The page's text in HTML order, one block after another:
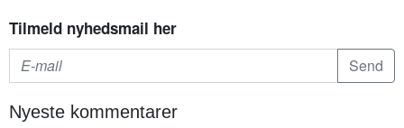
Tilmeld nyhedsmail her
Nyeste kommentarer